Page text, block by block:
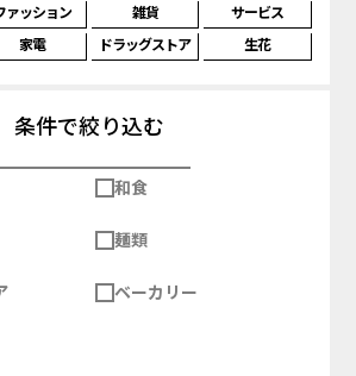
ァッション 雑貨
サービス
家電 ドラッグストア 生花
条件で絞り込む
和食
麺類
ベーカリー